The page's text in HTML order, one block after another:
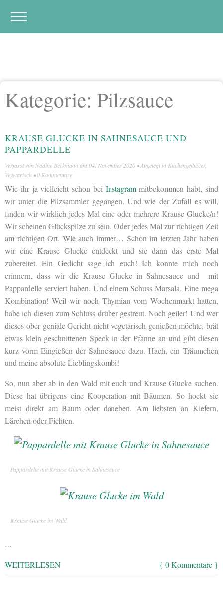
Kategorie: Pilzsauce
KRAUSE GLUCKE IN SAHNESAUCE UND
PAPPARDELLE
Verfasst von Nadine Beckmann am 04. November 2020 • Abgelegt in Küchengeflüster,
Vegetarisch •0 Kommentare
Wie ihr ja vielleicht schon bei Instagrammitbekommen habt, sind
wir unter die Pilzsammler gegangen. Und wie der Zufall es will,
finden wir wirklich jedes Mal eine oder mehrere Krause Glucke/n!
Wir scheinen Glückspilze zu sein. Oder jedes Mal zur richtigen Zeit
am richtigen Ort. Wie auch immer… Schon im letzten Jahr haben
wir eine Krause Glucke entdeckt und sie dann das erste Mal
zubereitet. Ein Gedicht sage ich euch! Ich konnte mich noch
erinnern, dass wir die Krause Glucke in Sahnesauce und mit
Pappardelle serviert haben. Und einem Schuss Marsala. Eine mega
Kombination! Weil wir noch Thymian vom Wochenmarkt hatten,
habe ich diesen zum Schluss drüber gestreut. Noch geiler! Und wer
dieses ober geniale Gericht nicht vegetarisch genießen möchte, brät
etwas klein geschnittenen Speck in der Pfanne an und gibt diesen
kurz vorm Eingießen der Sahnesauce dazu. Hach, ein Träumchen
und meine absolute Lieblingskombi!
So, nun aber ab in den Wald mit euch und Krause Glucke suchen.
Diese hat übrigens eine Kooperation mit Bäumen. So hockt sie
meist direkt am Baum oder daneben. Am liebsten an Kiefern,
Lärchen oder Fichten.
Pappardelle mit Krause Glucke in Sahnesauce
Krause Glucke im Wald
…
WEITERLESEN { 0 Kommentare }